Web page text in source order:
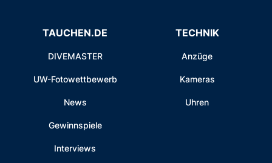
TAUCHEN.DE
DIVEMASTER
UW-Fotowettbewerb
News
Gewinnspiele
Interviews
TECHNIK
Anzüge
Kameras
Uhren